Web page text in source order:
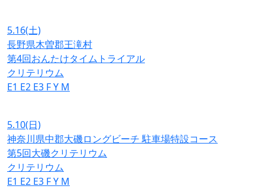
5.16(土)
長野県木曽郡王滝村
第4回おんたけタイムトライアル
クリテリウム
E1 E2 E3 FY M
5.10(日)
神奈川県中郡大磯ロングビーチ 駐車場特設コース
第5回大磯クリテリウム
クリテリウム
E1 E2 E3 FY M